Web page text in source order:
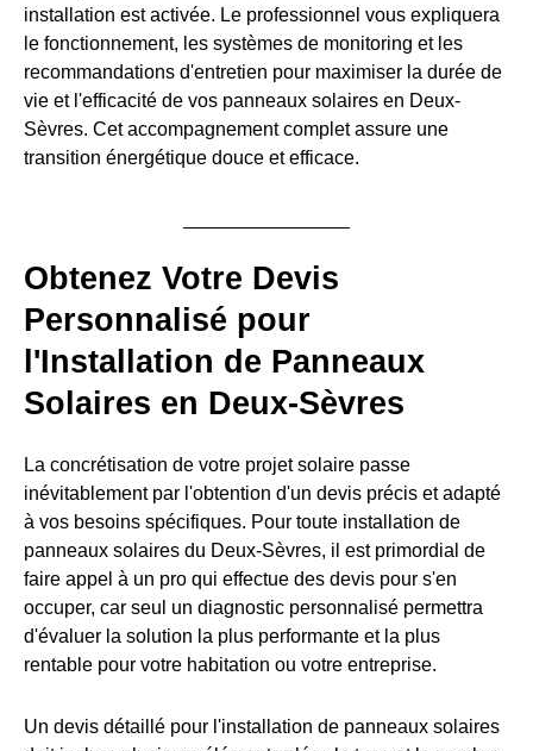
installation est activée. Le professionnel vous expliquera
le fonctionnement, les systèmes de monitoring et les
recommandations d'entretien pour maximiser la durée de
vie et l'efficacité de vos panneaux solaires en Deux-
Sèvres. Cet accompagnement complet assure une
transition énergétique douce et efficace.
Obtenez Votre Devis
Personnalisé pour
l'Installation de Panneaux
Solaires en Deux-Sèvres
La concrétisation de votre projet solaire passe
inévitablement par l'obtention d'un devis précis et adapté
à vos besoins spécifiques. Pour toute installation de
panneaux solaires du Deux-Sèvres, il est primordial de
faire appel à un pro qui effectue des devis pour s'en
occuper, car seul un diagnostic personnalisé permettra
d'évaluer la solution la plus performante et la plus
rentable pour votre habitation ou votre entreprise.
Un devis détaillé pour l'installation de panneaux solaires